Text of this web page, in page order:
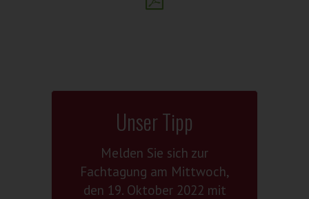
Unser Tipp
Melden Sie sich zur
Fachtagung am Mittwoch,
den 19. Oktober 2022 mit